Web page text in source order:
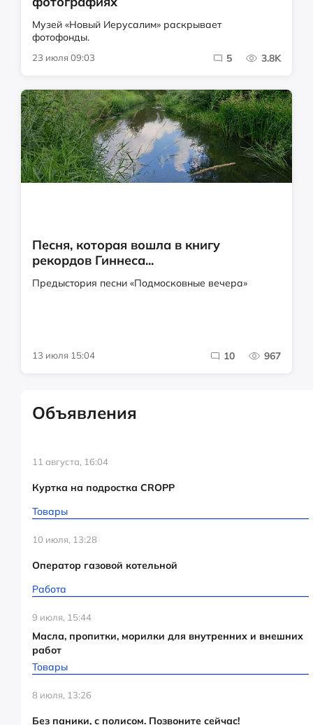
Музей «Новый Иерусалим» раскрывает
фотофонды.
23 июля 09:03 5 3.8K
Песня, которая вошла в книгу
рекордов Гиннеса...
Предыстория песни «Подмосковные вечера»
13 июля 15:04 10 967
Объявления
11 августа, 16:04
Куртка на подростка CROPP
Товары
10 июля, 13:28
Оператор газовой котельной
Работа
9 июля, 15:44
Масла, пропитки, морилки для внутренних и внешних
работ
Товары
8 июля, 13:26
Без паники, с полисом. Позвоните сейчас!